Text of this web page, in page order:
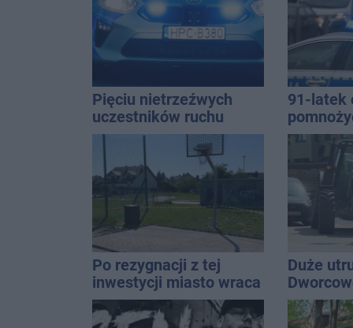
Pięciu nietrzeźwych
uczestników ruchu
wpadło w ręce policji.
Rekordzista miał 2,6
promila
91-latek
ponad
Po rezygnacji z tej
inwestycji miasto wraca
do tematu
Duże
ciągnika